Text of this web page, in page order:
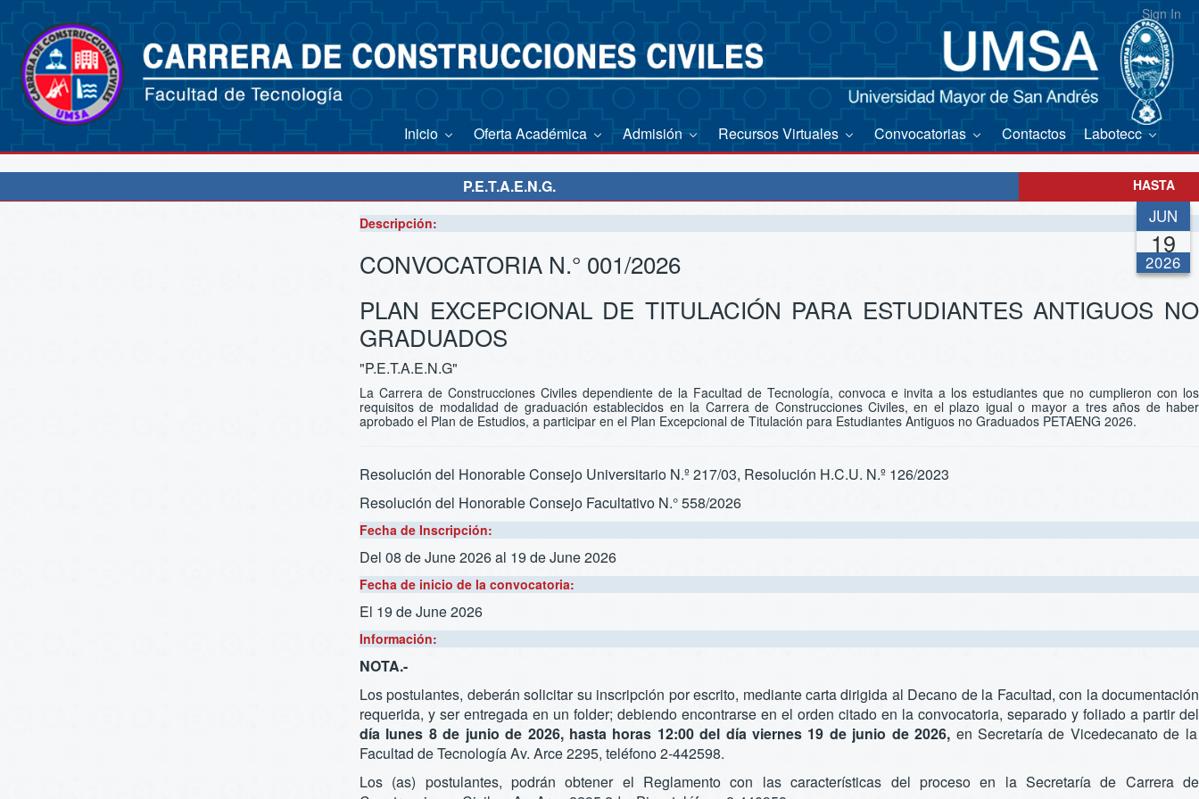
Sign In
Inicio Oferta Académica Admisión Recursos Virtuales Convocatorias Contactos Labotecc
P.E.T.A.E.N.G. HASTA
JUN
19
2026
Descripción:
CONVOCATORIA N.° 001/2026
PLAN EXCEPCIONAL DE TITULACIÓN PARA ESTUDIANTES ANTIGUOS NO
GRADUADOS
"P.E.T.A.E.N.G"
La Carrera de Construcciones Civiles dependiente de la Facultad de Tecnología, convoca e invita a los estudiantes que no cumplieron con los
requisitos de modalidad de graduación establecidos en la Carrera de Construcciones Civiles, en el plazo igual o mayor a tres años de haber
aprobado el Plan de Estudios, a participar en el Plan Excepcional de Titulación para Estudiantes Antiguos no Graduados PETAENG 2026.
Resolución del Honorable Consejo Universitario N.º 217/03, Resolución H.C.U. N.º 126/2023
Resolución del Honorable Consejo Facultativo N.° 558/2026
Fecha de Inscripción:
Del 08 de June 2026al 19 de June 2026
Fecha de inicio de la convocatoria:
El 19 de June 2026
Información:
NOTA.-
Los postulantes, deberán solicitar su inscripción por escrito, mediante carta dirigida al Decano de la Facultad, con la documentación
requerida, y ser entregada en un folder; debiendo encontrarse en el orden citado en la convocatoria, separado y foliado a partir del
día lunes 8 de junio de 2026, hasta horas 12:00 del día viernes 19 de junio de 2026, en Secretaría de Vicedecanato de la
Facultad de Tecnología Av. Arce 2295, teléfono 2-442598.
Los (as) postulantes, podrán obtener el Reglamento con las características del proceso en la Secretaría de Carrera de